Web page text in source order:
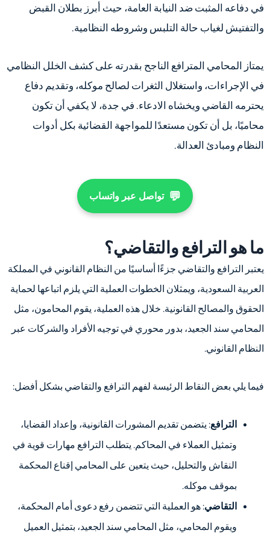
في دفاعه المثبت ضد النيابة العامة، حيث أبرز بطلان القبض
والتفتيش لغياب حالة التلبس وشروطه النظامية.
يمتاز المحامي المترافع الناجح بقدرته على كشف الخلل النظامي
في الإجراءات، واستغلال الثغرات لصالح موكله، وتقديم دفاع
يحترمه القاضي ويخشاه الادعاء. في جدة، لا يكفي أن تكون
محاميًا، بل أن تكون مستعدًا للمواجهة القضائية بكل أدوات
النظام ومبادئ العدالة.
💬 تواصل عبر واتساب
ما هو الترافع والتقاضي؟
يعتبر الترافع والتقاضي جزءًا أساسيًا من النظام القانوني في المملكة
العربية السعودية، ويمثلان الخطوات العملية التي يلزم اتباعها لحماية
الحقوق والمصالح القانونية. خلال هذه العملية، يقوم المحامون، مثل
المحامي سند الجعيد، بدور محوري في توجيه الأفراد والشركات عبر
النظام القانوني.
فيما يلي بعض النقاط الرئيسة لفهم الترافع والتقاضي بشكل أفضل:
الترافع: يتضمن تقديم المشورات القانونية، وإعداد القضايا،
وتمثيل العملاء في المحاكم. يتطلب الترافع مهارات قوية في
النقاش والتحليل، حيث يتعين على المحامي إقناع المحكمة
بموقف موكله.
التقاضي: هو العملية التي تتضمن رفع دعوى أمام المحكمة،
ويقوم المحامي، مثل المحامي سند الجعيد، بتمثيل العميل